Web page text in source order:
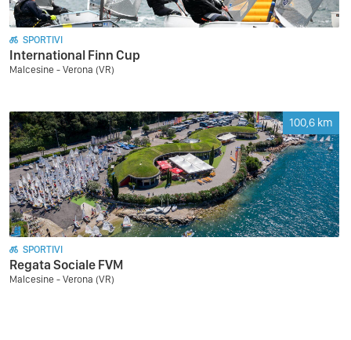
SPORTIVI
International Finn Cup
Malcesine - Verona (VR)
100,6 km
SPORTIVI
Regata Sociale FVM
Malcesine - Verona (VR)